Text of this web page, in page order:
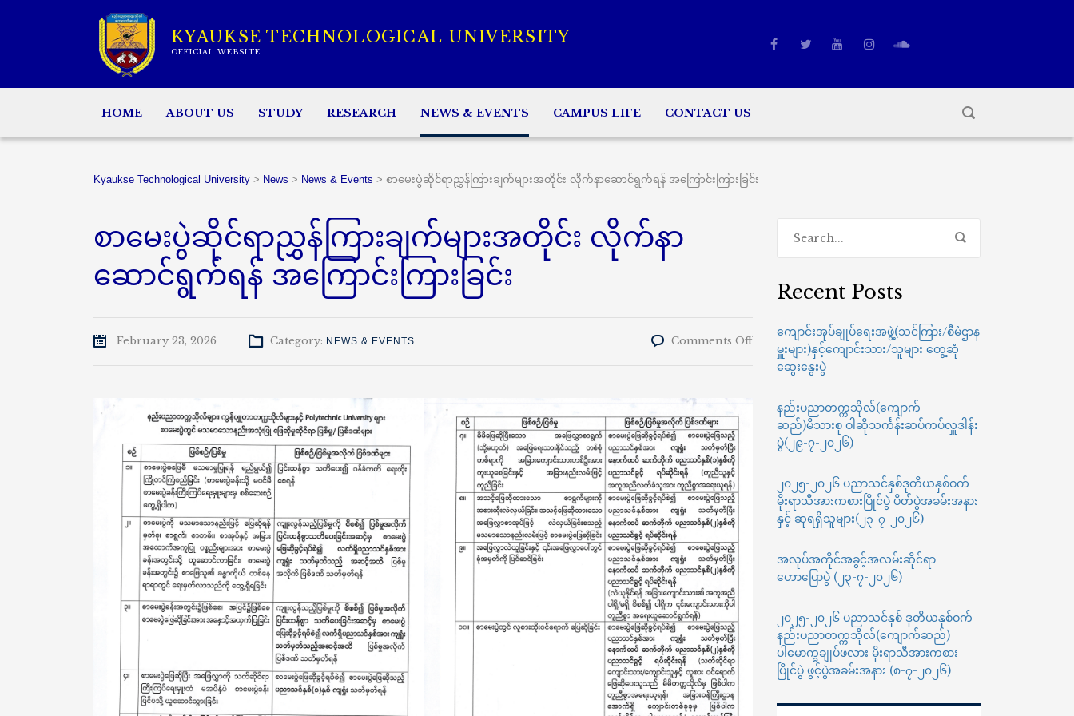
KYAUKSE TECHNOLOGICAL UNIVERSITY
OFFICIAL WEBSITE
HOME ABOUT US STUDY RESEARCH NEWS & EVENTS CAMPUS LIFE CONTACT US
Kyaukse Technological University > News > News & Events > စာမေးပွဲဆိုင်ရာညွှန်ကြားချက်များအတိုင်း လိုက်နာဆောင်ရွက်ရန် အကြောင်းကြားခြင်း
စာမေးပွဲဆိုင်ရာညွှန်ကြားချက်များအတိုင်း လိုက်နာ
ဆောင်ရွက်ရန် အကြောင်းကြားခြင်း
February 23, 2026 Category: NEWS & EVENTS Comments Offon
စာမေးပွဲ
ဆိုင်ရာ
အတိုင်း
လိုက်နာ
ဆောင်ရွက်
အကြောင်းကြား
Recent Posts
ကျောင်းအုပ်ချုပ်ရေးအဖွဲ့(သင်ကြား/စီမံဌာန
မှူးများ)နှင့်ကျောင်းသား/သူများ တွေ့ဆုံ
ဆွေးနွေးပွဲ
နည်းပညာတက္ကသိုလ်(ကျောက်
ဆည်)မိသားစု ဝါဆိုသင်္ကန်းဆပ်ကပ်လှူဒါန်း
ပွဲ(၂၉-၇-၂၀၂၆)
၂၀၂၅-၂၀၂၆ ပညာသင်နှစ်ဒုတိယနှစ်ဝက်
မိုးရာသီအားကစားပြိုင်ပွဲ ပိတ်ပွဲအခမ်းအနား
နှင့် ဆုရရှိသူများ(၂၃-၇-၂၀၂၆)
အလုပ်အကိုင်အခွင့်အလမ်းဆိုင်ရာ
ဟောပြောပွဲ (၂၃-၇-၂၀၂၆)
၂၀၂၅-၂၀၂၆ ပညာသင်နှစ် ဒုတိယနှစ်ဝက်
နည်းပညာတက္ကသိုလ်(ကျောက်ဆည်)
ပါမောက္ခချုပ်ဖလား မိုးရာသီအားကစား
ပြိုင်ပွဲ ဖွင့်ပွဲအခမ်းအနား (၈-၇-၂၀၂၆)